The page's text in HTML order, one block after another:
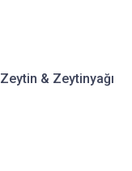
Zeytin & Zeytinyağı